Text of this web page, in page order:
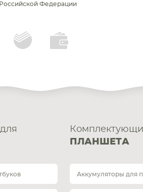
Федерации
ПЛАНШЕТА
Аккумуляторы для